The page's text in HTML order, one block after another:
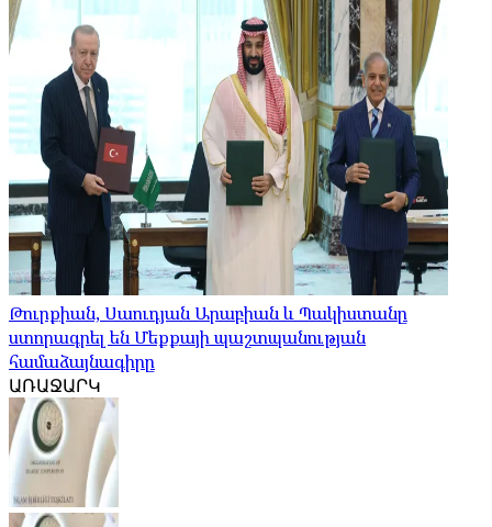
Թուրքիան, Սաուդյան Արաբիան և Պակիստանը
ստորագրել են Մեքքայի պաշտպանության
համաձայնագիրը
ԱՌԱՋԱՐԿ